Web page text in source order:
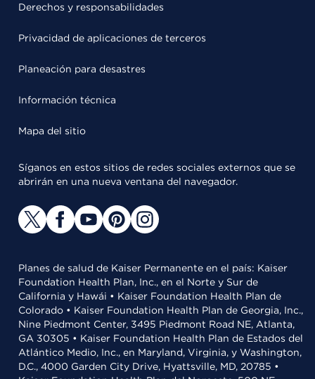
Derechos y responsabilidades
Privacidad de aplicaciones de terceros
Planeación para desastres
Información técnica
Mapa del sitio
Síganos en estos sitios de redes sociales externos que se
abrirán en una nueva ventana del navegador.
Planes de salud de Kaiser Permanente en el país: Kaiser
Foundation Health Plan, Inc., en el Norte y Sur de
California y Hawái • Kaiser Foundation Health Plan de
Colorado • Kaiser Foundation Health Plan de Georgia, Inc.,
Nine Piedmont Center, 3495 Piedmont Road NE, Atlanta,
GA 30305 • Kaiser Foundation Health Plan de Estados del
Atlántico Medio, Inc., en Maryland, Virginia, y Washington,
D.C., 4000 Garden City Drive, Hyattsville, MD, 20785 •